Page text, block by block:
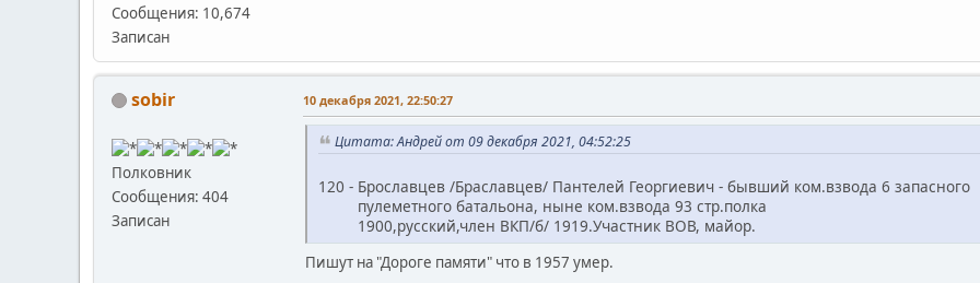
Сообщения: 10,674
Записан
sobir
Полковник
Сообщения: 404
Записан
10 декабря 2021, 22:50:27
Цитата: Андрей от 09 декабря 2021, 04:52:25
120 - Брославцев /Браславцев/ Пантелей Георгиевич - бывший ком.взвода 6 запасного
пулеметного батальона, ныне ком.взвода 93 стр.полка
1900,русский,член ВКП/б/ 1919.Участник ВОВ, майор.
Пишут на "Дороге памяти" что в 1957 умер.